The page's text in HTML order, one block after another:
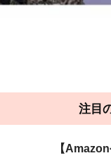
注目
【